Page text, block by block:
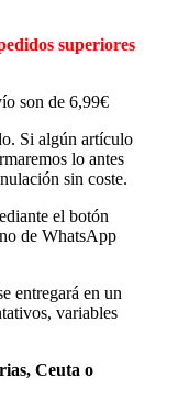
superiores
son de 6,99€
Si algún artículo
lo antes
sin coste.
el botón
de WhatsApp
entregará en un
variables
Ceuta o